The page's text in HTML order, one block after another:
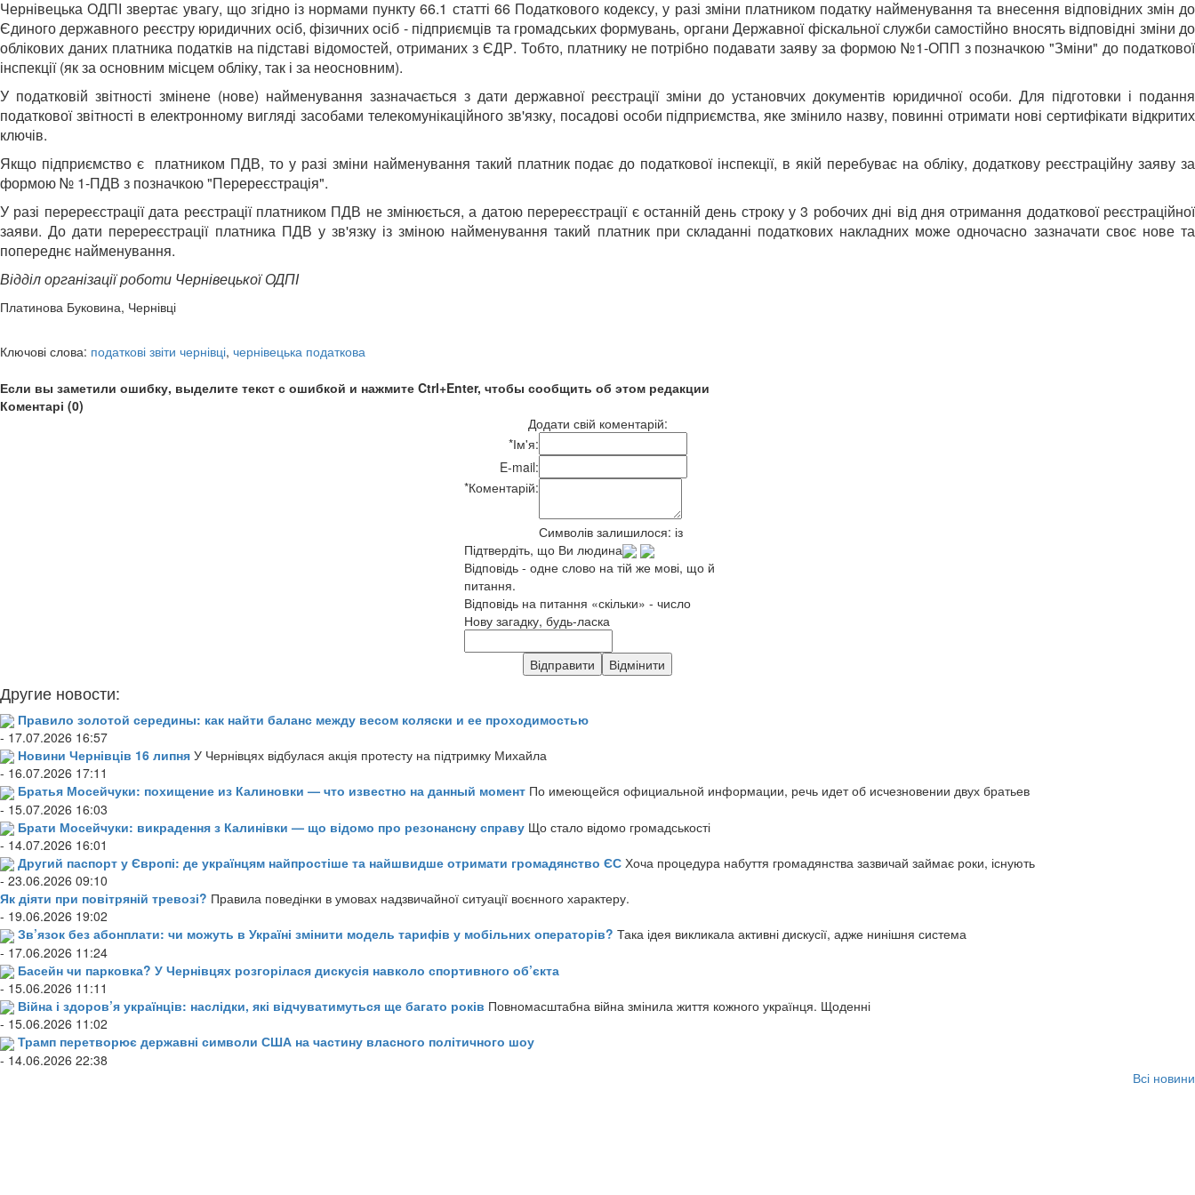
Чернівецька ОДПІ звертає увагу, що згідно із нормами пункту 66.1 статті 66 Податкового кодексу, у разі зміни платником податку найменування та внесення відповідних змін до
Єдиного державного реєстру юридичних осіб, фізичних осіб - підприємців та громадських формувань, органи Державної фіскальної служби самостійно вносять відповідні зміни до
облікових даних платника податків на підставі відомостей, отриманих з ЄДР. Тобто, платнику не потрібно подавати заяву за формою №1-ОПП з позначкою "Зміни" до податкової
інспекції (як за основним місцем обліку, так і за неосновним).
У податковій звітності змінене (нове) найменування зазначається з дати державної реєстрації зміни до установчих документів юридичної особи. Для підготовки і подання
податкової звітності в електронному вигляді засобами телекомунікаційного зв'язку, посадові особи підприємства, яке змінило назву, повинні отримати нові сертифікати відкритих
ключів.
Якщо підприємство є платником ПДВ, то у разі зміни найменування такий платник подає до податкової інспекції, в якій перебуває на обліку, додаткову реєстраційну заяву за
формою № 1-ПДВ з позначкою "Перереєстрація".
У разі перереєстрації дата реєстрації платником ПДВ не змінюється, а датою перереєстрації є останній день строку у 3 робочих дні від дня отримання додаткової реєстраційної
заяви. До дати перереєстрації платника ПДВ у зв'язку із зміною найменування такий платник при складанні податкових накладних може одночасно зазначати своє нове та
попереднє найменування.
Відділ організації роботи Чернівецької ОДПІ
Платинова Буковина, Чернівці
Ключові слова: податкові звіти чернівці, чернівецька податкова
Если вы заметили ошибку, выделите текст с ошибкой и нажмите Ctrl+Enter, чтобы сообщить об этом редакции
Коментарі (0)
Додати свій коментарій:
*Ім'я:
E-mail:
*Коментарій:
Символів залишилося: із
Підтвердіть, що Ви людина
Відповідь - одне слово на тій же мові, що й
питання.
Відповідь на питання «скільки» - число
Нову загадку, будь-ласка
Другие новости:
Правило золотой середины: как найти баланс между весом коляски и ее проходимостью
- 17.07.2026 16:57
Новини Чернівців 16 липня У Чернівцях відбулася акція протесту на підтримку Михайла
- 16.07.2026 17:11
Братья Мосейчуки: похищение из Калиновки — что известно на данный момент По имеющейся официальной информации, речь идет об исчезновении двух братьев
- 15.07.2026 16:03
Брати Мосейчуки: викрадення з Калинівки — що відомо про резонансну справу Що стало відомо громадськості
- 14.07.2026 16:01
Другий паспорт у Європі: де українцям найпростіше та найшвидше отримати громадянство ЄС Хоча процедура набуття громадянства зазвичай займає роки, існують
- 23.06.2026 09:10
Як діяти при повітряній тревозі? Правила поведінки в умовах надзвичайної ситуації воєнного характеру.
- 19.06.2026 19:02
Зв’язок без абонплати: чи можуть в Україні змінити модель тарифів у мобільних операторів? Така ідея викликала активні дискусії, адже нинішня система
- 17.06.2026 11:24
Басейн чи парковка? У Чернівцях розгорілася дискусія навколо спортивного об’єкта
- 15.06.2026 11:11
Війна і здоров’я українців: наслідки, які відчуватимуться ще багато років Повномасштабна війна змінила життя кожного українця. Щоденні
- 15.06.2026 11:02
Трамп перетворює державні символи США на частину власного політичного шоу
- 14.06.2026 22:38
Всі новини